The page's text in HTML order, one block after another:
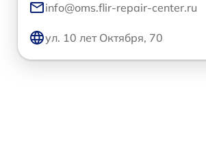
info@oms.flir-repair-center.ru
ул. 10 лет Октября, 70